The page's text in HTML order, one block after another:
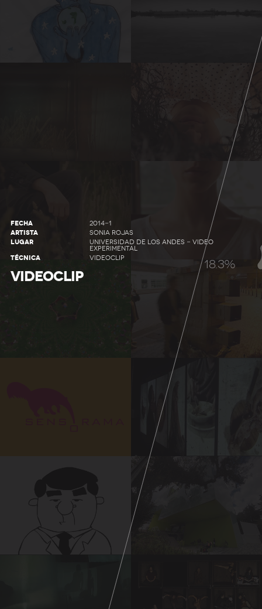
20.4%
FECHA 2014-1
ARTISTA SONIA ROJAS
LUGAR
UNIVERSIDAD DE LOS ANDES - VIDEO
EXPERIMENTAL
TÉCNICA VIDEOCLIP
VIDEOCLIP